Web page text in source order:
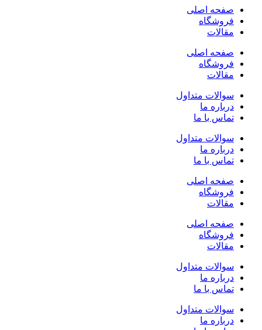
صفحه اصلی
فروشگاه
مقالات
صفحه اصلی
فروشگاه
مقالات
سوالات متداول
درباره ما
تماس با ما
سوالات متداول
درباره ما
تماس با ما
صفحه اصلی
فروشگاه
مقالات
صفحه اصلی
فروشگاه
مقالات
سوالات متداول
درباره ما
تماس با ما
سوالات متداول
درباره ما